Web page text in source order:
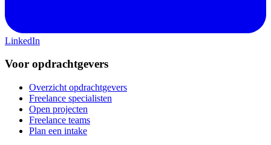
LinkedIn
Voor opdrachtgevers
Overzicht opdrachtgevers
Freelance specialisten
Open projecten
Freelance teams
Plan een intake